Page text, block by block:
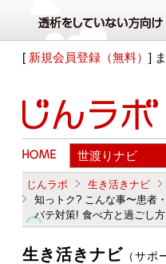
[ 新規会員登録（無料）]
じんラボ 生き活きナビ
知っトク? こんな事〜患者
バテ対策! 食べ方と過ごし
生き活きナビ （サポ